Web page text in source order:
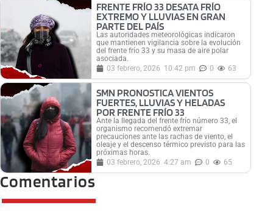
FRENTE FRÍO 33 DESATA FRÍO
EXTREMO Y LLUVIAS EN GRAN
PARTE DEL PAÍS
Las autoridades meteorológicas indicaron
que mantienen vigilancia sobre la evolución
del frente frío 33 y su masa de aire polar
asociada.
03 febrero, 2026 10:42 pm 0 63
SMN PRONOSTICA VIENTOS
FUERTES, LLUVIAS Y HELADAS
POR FRENTE FRÍO 33
Ante la llegada del frente frío número 33, el
organismo recomendó extremar
precauciones ante las rachas de viento, el
oleaje y el descenso térmico previsto para las
próximas horas.
03 febrero, 2026 4:27 am 0 65
Comentarios